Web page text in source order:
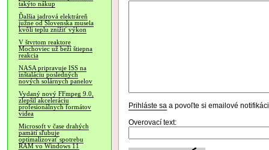
takýto nákup
Ďalšia jadrová elektráreň
južne od Slovenska musela
kvôli teplu znížiť výkon
V štvrtom reaktore
Mochoviec už beží štiepna
reakcia
NASA pripravuje ISS na
inštaláciu posledných
nových solárnych panelov
Vydaný nový FFmpeg 9.0,
zlepšil akceleráciu
profesionálnych formátov
videa
Microsoft v čase drahých
pamätí sľubuje
optimalizovať spotrebu
RAM vo Windows 11
Prihláste sa a povoľte si emailové
Overovací text: